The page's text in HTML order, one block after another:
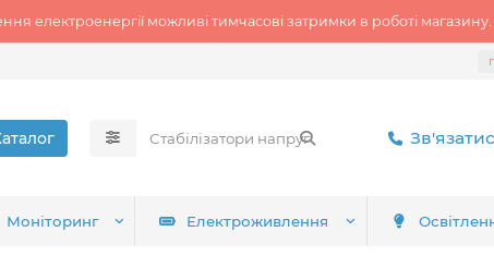
електроенергії можливі тимчасові затримки в роботі
Моніторинг Електроживлення